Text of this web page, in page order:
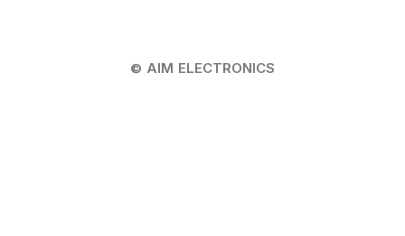
© AIM ELECTRONICS